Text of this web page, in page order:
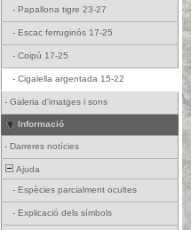
- Papallona tigre 23-27
- Escac ferruginós 17-25
- Coipú 17-25
- Cigalella argentada 15-22
- Galeria d'imatges i sons
Informació
- Darreres notícies
Ajuda
- Espècies parcialment ocultes
- Explicació dels símbols